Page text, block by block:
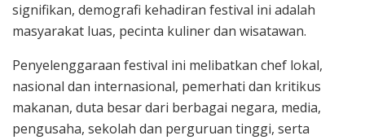
signifikan, demografi kehadiran festival ini adalah
masyarakat luas, pecinta kuliner dan wisatawan.
Penyelenggaraan festival ini melibatkan chef lokal,
nasional dan internasional, pemerhati dan kritikus
makanan, duta besar dari berbagai negara, media,
pengusaha, sekolah dan perguruan tinggi, serta